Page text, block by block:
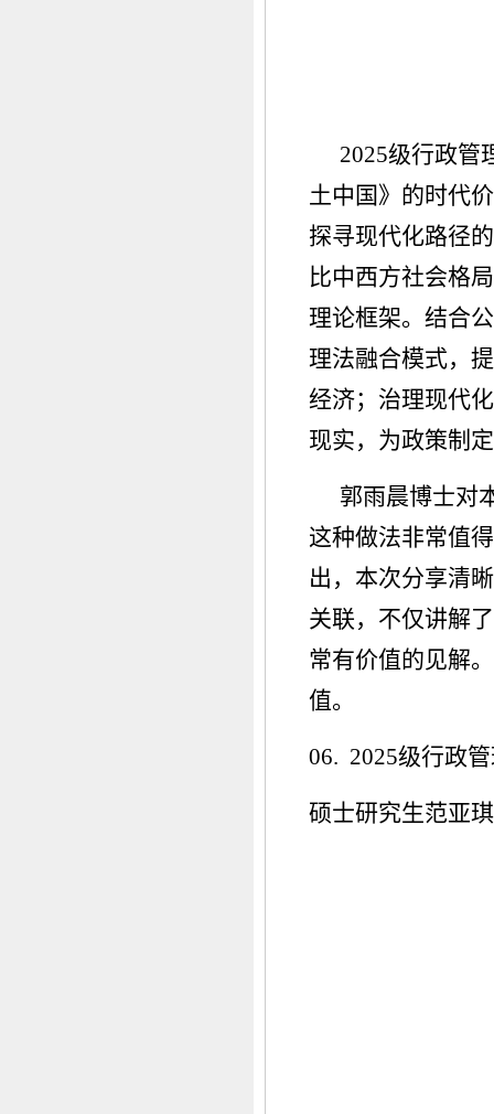
2025级行政管
土中国》的时代
探寻现代化路径
比中西方社会格
理论框架。结合
理法融合模式，
经济；治理现代
现实，为政策制
郭雨晨博士对
这种做法非常值
出，本次分享清
关联，不仅讲解
常有价值的见解
值。
06. 2025级行政
硕士研究生范亚琪